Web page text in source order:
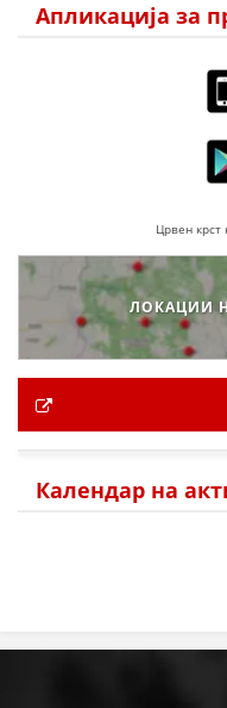
Апликација за
Црвен крст
ЛОКАЦИИ
Календар на